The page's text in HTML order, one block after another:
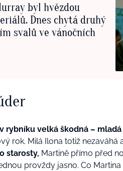
byl hvězdou
Dnes chytá druhý
svalů ve vánočních
rybníku velká škodná –
rok. Milá Ilona totiž nezaváhá
starosty, Martině přímo před
provždy jasno. Co